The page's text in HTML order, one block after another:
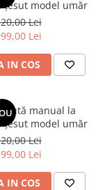
țesut model umăr
Lei
Lei
IN COS
manual la
țesut model umăr
Lei
Lei
IN COS